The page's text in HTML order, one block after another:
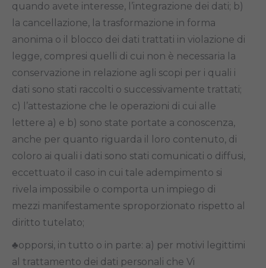
quando avete interesse, l’integrazione dei dati; b)
la cancellazione, la trasformazione in forma
anonima o il blocco dei dati trattati in violazione di
legge, compresi quelli di cui non è necessaria la
conservazione in relazione agli scopi per i quali i
dati sono stati raccolti o successivamente trattati;
c) l’attestazione che le operazioni di cui alle
lettere a) e b) sono state portate a conoscenza,
anche per quanto riguarda il loro contenuto, di
coloro ai quali i dati sono stati comunicati o diffusi,
eccettuato il caso in cui tale adempimento si
rivela impossibile o comporta un impiego di
mezzi manifestamente sproporzionato rispetto al
diritto tutelato;
♣opporsi, in tutto o in parte: a) per motivi legittimi
al trattamento dei dati personali che Vi